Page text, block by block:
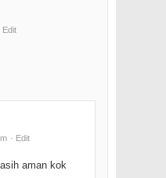
Edit
· Edit
aman kok